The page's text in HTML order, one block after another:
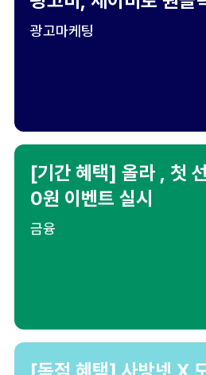
광고마케팅
[기간 혜택] 올라 , 첫
0원 이벤트 실시
금융
[독점 혜택] 사방넷 X